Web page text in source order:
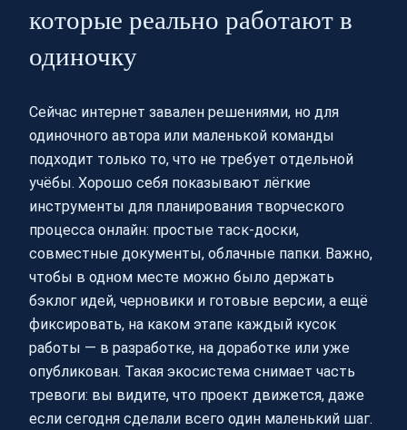
которые реально работают в
одиночку
Сейчас интернет завален решениями, но для
одиночного автора или маленькой команды
подходит только то, что не требует отдельной
учёбы. Хорошо себя показывают лёгкие
инструменты для планирования творческого
процесса онлайн: простые таск‑доски,
совместные документы, облачные папки. Важно,
чтобы в одном месте можно было держать
бэклог идей, черновики и готовые версии, а ещё
фиксировать, на каком этапе каждый кусок
работы — в разработке, на доработке или уже
опубликован. Такая экосистема снимает часть
тревоги: вы видите, что проект движется, даже
если сегодня сделали всего один маленький шаг.